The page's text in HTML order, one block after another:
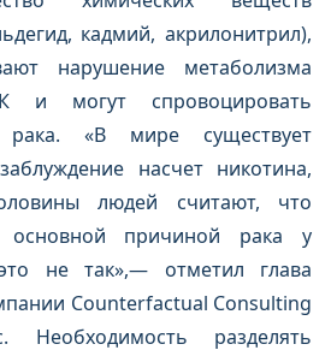
кадмий, акрилонитрил),
нарушение метаболизма
и могут спровоцировать
«В мире существует
насчет никотина,
людей считают, что
основной причиной рака у
не так»,— отметил глава
Counterfactual Consulting
разделять